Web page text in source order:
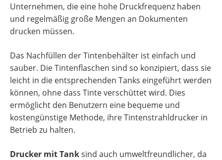
Unternehmen, die eine hohe Druckfrequenz haben
und regelmäßig große Mengen an Dokumenten
drucken müssen.
Das Nachfüllen der Tintenbehälter ist einfach und
sauber. Die Tintenflaschen sind so konzipiert, dass sie
leicht in die entsprechenden Tanks eingeführt werden
können, ohne dass Tinte verschüttet wird. Dies
ermöglicht den Benutzern eine bequeme und
kostengünstige Methode, ihre Tintenstrahldrucker in
Betrieb zu halten.
Drucker mit Tanksind auch umweltfreundlicher, da